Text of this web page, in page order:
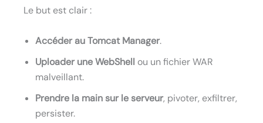
Le but est clair :
Accéder au Tomcat Manager.
Uploader une WebShell ou un fichier WAR
malveillant.
Prendre la main sur le serveur, pivoter, exfiltrer,
persister.